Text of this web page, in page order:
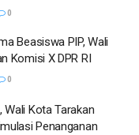
0
Beasiswa PIP, Wali
Komisi X DPR RI
0
Wali Kota Tarakan
Penanganan